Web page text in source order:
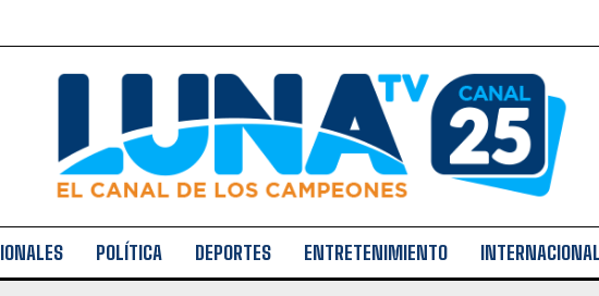
POLÍTICA DEPORTES ENTRETENIMIENTO